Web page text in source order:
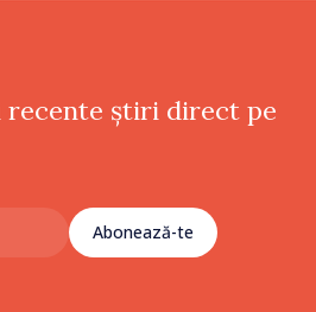
știri direct pe
Abonează-te